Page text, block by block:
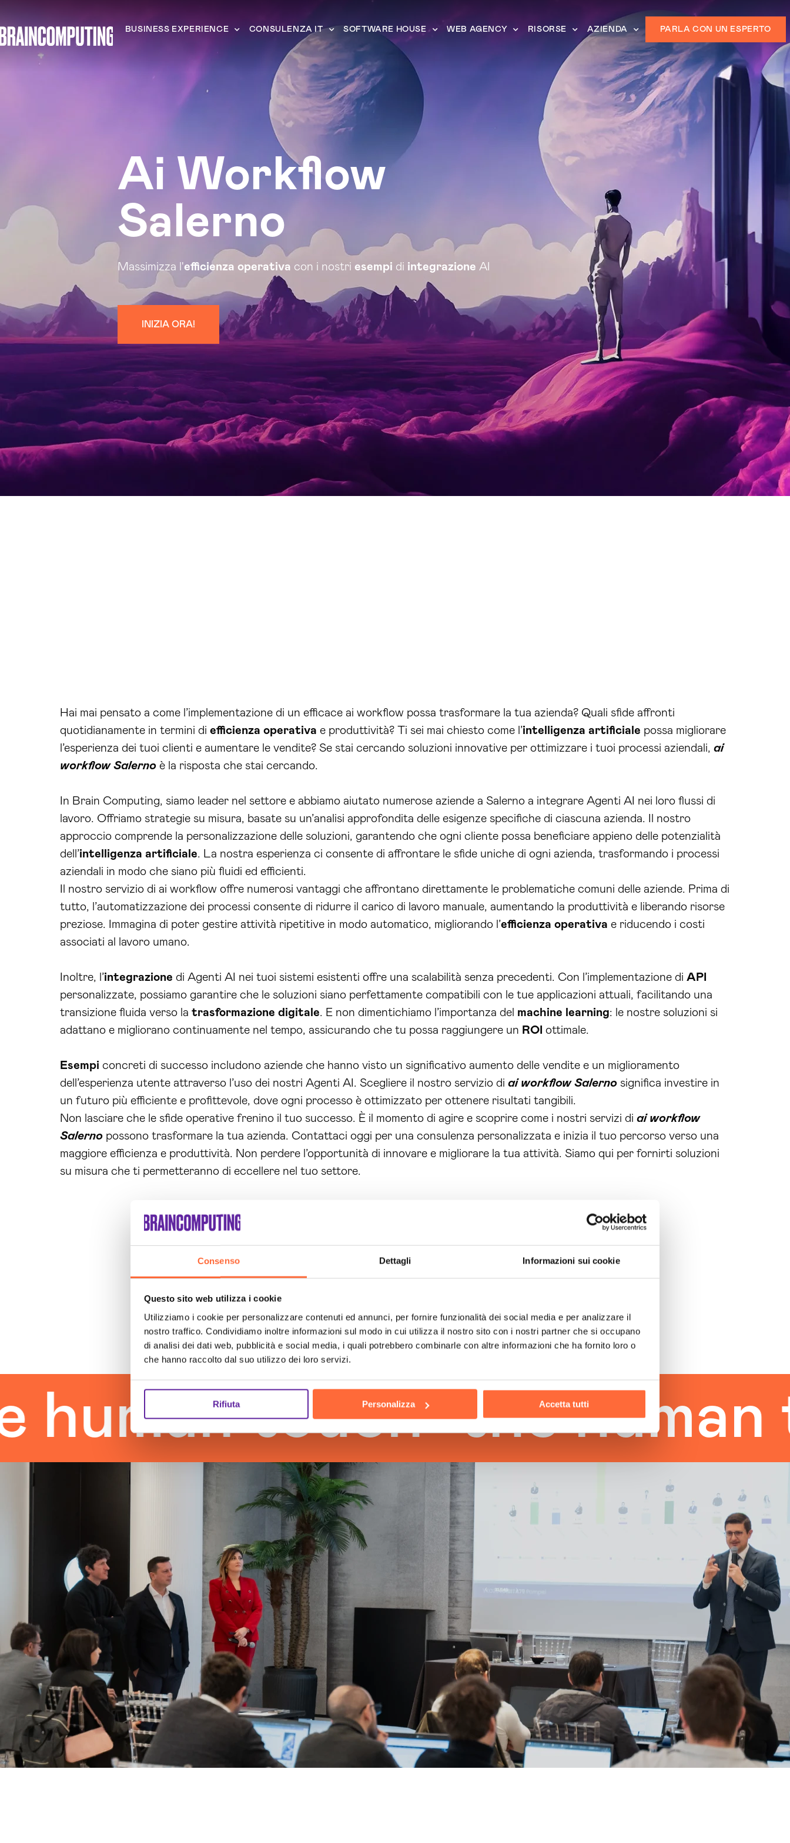
Consenso Dettagli Informazioni sui cookie
Questo sito web utilizza i cookie
Utilizziamo i cookie per personalizzare contenuti ed annunci, per fornire funzionalità dei social media e per analizzare il
nostro traffico. Condividiamo inoltre informazioni sul modo in cui utilizza il nostro sito con i nostri partner che si occupano
di analisi dei dati web, pubblicità e social media, i quali potrebbero combinarle con altre informazioni che ha fornito loro o
che hanno raccolto dal suo utilizzo dei loro servizi.
Rifiuta Personalizza Accetta tutti
BUSINESS EXPERIENCE CONSULENZA IT SOFTWARE HOUSE WEB AGENCY RISORSE AZIENDA PARLA CON UN ESPERTO
Ai Workflow
Salerno
Massimizza l'efficienza operativa con i nostri esempi di integrazione AI
INIZIA ORA!
Hai mai pensato a come l’implementazione di un efficace ai workflow possa trasformare la tua azienda? Quali sfide affronti
quotidianamente in termini di efficienza operativa e produttività? Ti sei mai chiesto come l’intelligenza artificiale possa migliorare
l’esperienza dei tuoi clienti e aumentare le vendite? Se stai cercando soluzioni innovative per ottimizzare i tuoi processi aziendali, ai
workflow Salerno è la risposta che stai cercando.
In Brain Computing, siamo leader nel settore e abbiamo aiutato numerose aziende a Salerno a integrare Agenti AI nei loro flussi di
lavoro. Offriamo strategie su misura, basate su un’analisi approfondita delle esigenze specifiche di ciascuna azienda. Il nostro
approccio comprende la personalizzazione delle soluzioni, garantendo che ogni cliente possa beneficiare appieno delle potenzialità
dell’intelligenza artificiale. La nostra esperienza ci consente di affrontare le sfide uniche di ogni azienda, trasformando i processi
aziendali in modo che siano più fluidi ed efficienti.
Il nostro servizio di ai workflow offre numerosi vantaggi che affrontano direttamente le problematiche comuni delle aziende. Prima di
tutto, l’automatizzazione dei processi consente di ridurre il carico di lavoro manuale, aumentando la produttività e liberando risorse
preziose. Immagina di poter gestire attività ripetitive in modo automatico, migliorando l’efficienza operativa e riducendo i costi
associati al lavoro umano.
Inoltre, l’integrazione di Agenti AI nei tuoi sistemi esistenti offre una scalabilità senza precedenti. Con l’implementazione di API
personalizzate, possiamo garantire che le soluzioni siano perfettamente compatibili con le tue applicazioni attuali, facilitando una
transizione fluida verso la trasformazione digitale. E non dimentichiamo l’importanza del machine learning: le nostre soluzioni si
adattano e migliorano continuamente nel tempo, assicurando che tu possa raggiungere un ROI ottimale.
Esempi concreti di successo includono aziende che hanno visto un significativo aumento delle vendite e un miglioramento
dell’esperienza utente attraverso l’uso dei nostri Agenti AI. Scegliere il nostro servizio di ai workflow Salerno significa investire in
un futuro più efficiente e profittevole, dove ogni processo è ottimizzato per ottenere risultati tangibili.
Non lasciare che le sfide operative frenino il tuo successo. È il momento di agire e scoprire come i nostri servizi di ai workflow
Salerno possono trasformare la tua azienda. Contattaci oggi per una consulenza personalizzata e inizia il tuo percorso verso una
maggiore efficienza e produttività. Non perdere l’opportunità di innovare e migliorare la tua attività. Siamo qui per fornirti soluzioni
su misura che ti permetteranno di eccellere nel tuo settore.
touch the human